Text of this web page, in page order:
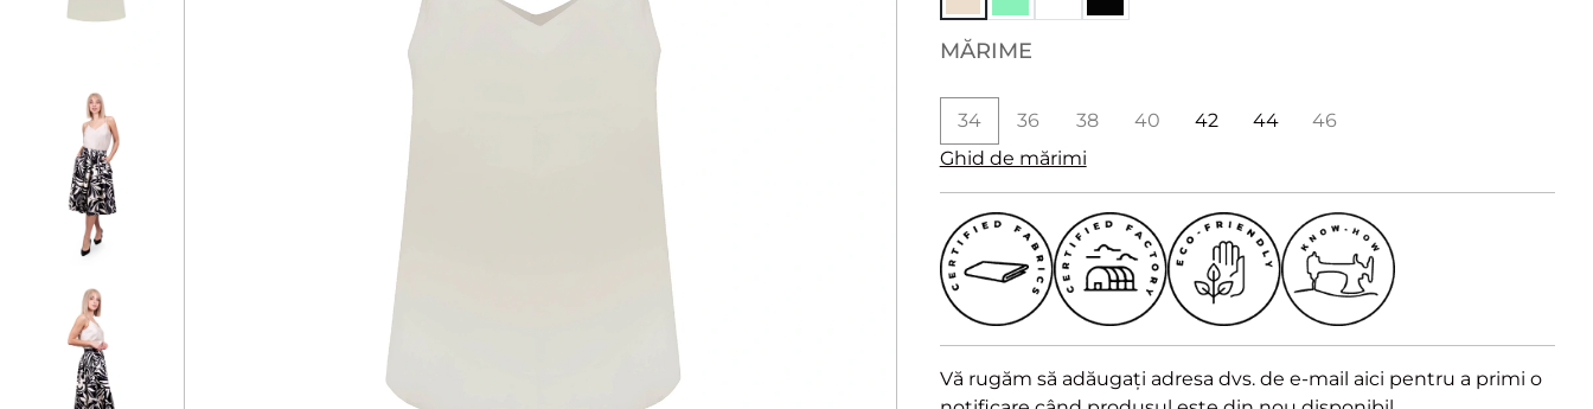
MĂRIME
34 36 38 40 42 44
46
Ghid de mărimi
Vă rugăm să adăugați adresa dvs. de e-mail aici pentru a primi o